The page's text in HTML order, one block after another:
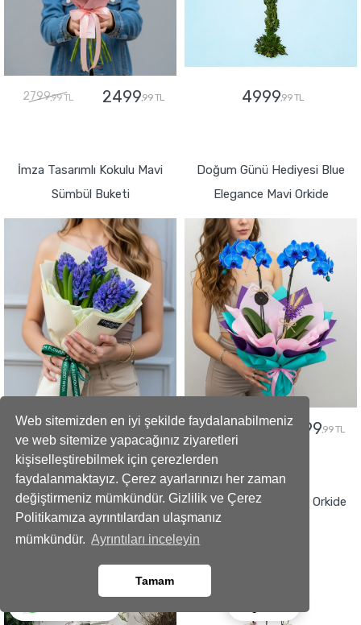
Web sitemizden en iyi şekilde faydalanabilmeniz
ve web sitemize yapacağınız ziyaretleri
kişiselleştirebilmek için çerezlerden
faydalanmaktayız. Çerez ayarlarınızı her zaman
değiştirmeniz mümkündür. Gizlilik ve Çerez
Politikamıza ayrıntılardan ulaşmanız
mümkündür. Ayrıntıları inceleyin
Tamam
2799,99 TL 2499,99 TL 4999,99 TL
İmza Tasarımlı Kokulu Mavi
Sümbül Buketi
2999,99 TL 2699 ,99 TL
GÖNDER
Doğum Günü Hediyesi Blue
Elegance Mavi Orkide
2799,99 TL 2499,99 TL
GÖNDER
Yapay Beyaz Orkide Çiçeği
Premium Alacalı Mavi Orkide